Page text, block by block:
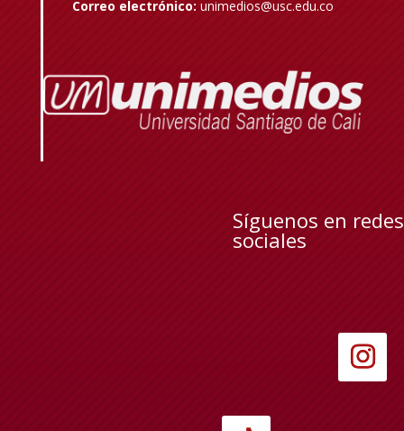
Correo electrónico: unimedios@usc.edu.co
Síguenos en redes
sociales